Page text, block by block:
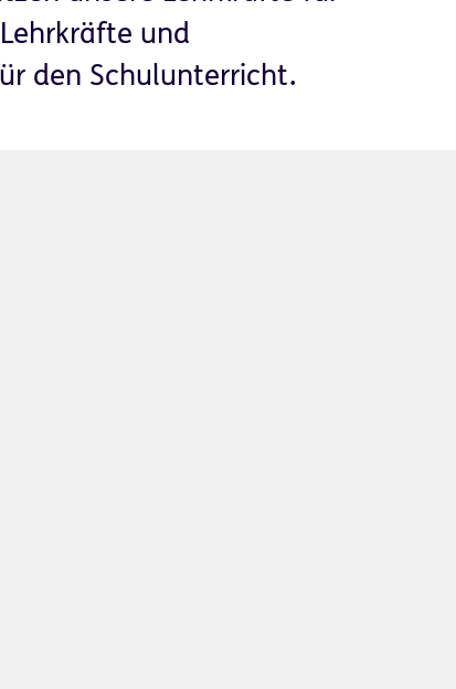
und
den Schulunterricht.